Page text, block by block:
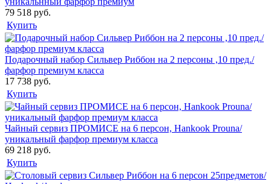
79 518 руб.
Купить
Подарочный набор Сильвер Риббон на 2 персоны ,10 пред./
фарфор премиум класса
17 738 руб.
Купить
Чайный сервиз ПРОМИСЕ на 6 персон, Hankook Prouna/
уникальный фарфор премиум класса
69 218 руб.
Купить